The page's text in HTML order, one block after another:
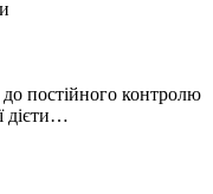
постійного контролю
дієти…